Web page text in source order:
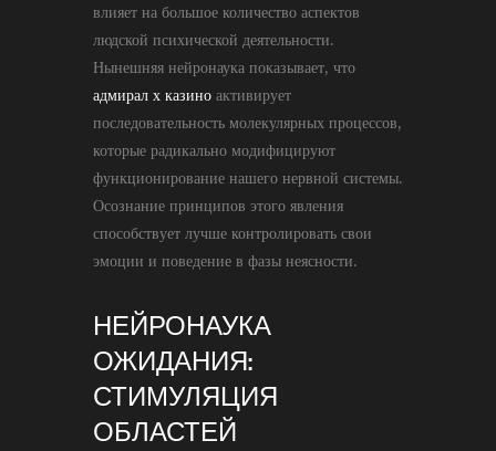
влияет на большое количество аспектов
людской психической деятельности.
Нынешняя нейронаука показывает, что
адмирал х казино активирует
последовательность молекулярных процессов,
которые радикально модифицируют
функционирование нашего нервной системы.
Осознание принципов этого явления
способствует лучше контролировать свои
эмоции и поведение в фазы неясности.
НЕЙРОНАУКА
ОЖИДАНИЯ:
СТИМУЛЯЦИЯ
ОБЛАСТЕЙ